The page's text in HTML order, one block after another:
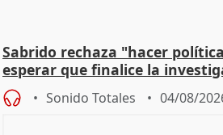
Sabrido rechaza "hacer
esperar que finalice la
Sonido Totales 04/08/